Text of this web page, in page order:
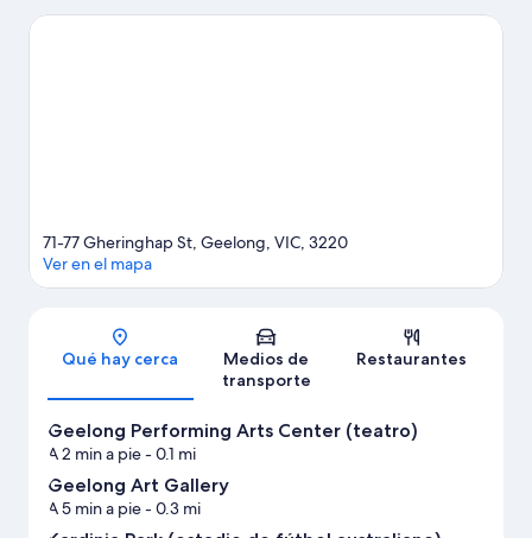
evento o partido mientras estás en la ciudad? Consulta el
Sección del mapa
71-77 Gheringhap St, Geelong, VIC, 3220
Ver en el mapa
Qué hay cerca
Medios de
transporte
Restaurantes
Geelong Performing Arts Center (teatro)
A 2 min a pie- 0.1 mi
Geelong Art Gallery
A 5 min a pie- 0.3 mi